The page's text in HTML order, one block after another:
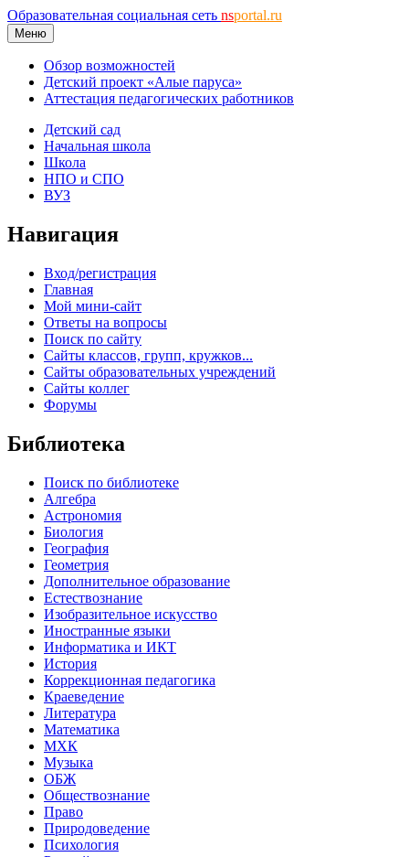
Образовательная социальная сеть nsportal.ru
Меню
Обзор возможностей
Детский проект «Алые паруса»
Аттестация педагогических работников
Детский сад
Начальная школа
Школа
НПО и СПО
ВУЗ
Навигация
Вход/регистрация
Главная
Мой мини-сайт
Ответы на вопросы
Поиск по сайту
Сайты классов, групп, кружков...
Сайты образовательных учреждений
Сайты коллег
Форумы
Библиотека
Поиск по библиотеке
Алгебра
Астрономия
Биология
География
Геометрия
Дополнительное образование
Естествознание
Изобразительное искусство
Иностранные языки
Информатика и ИКТ
История
Коррекционная педагогика
Краеведение
Литература
Математика
МХК
Музыка
ОБЖ
Обществознание
Право
Природоведение
Психология